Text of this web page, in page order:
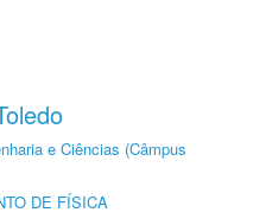
e Ciências (Câmpus
DE FÍSICA